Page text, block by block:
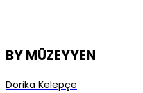
BY MÜZEYYEN
Dorika Kelepçe